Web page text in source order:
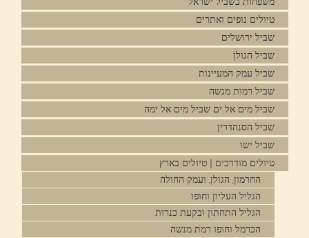
טיולים נופים ואתרים
שביל ירושלים
שביל הגולן
שביל עמק המעיינות
שביל רמות מנשה
שביל מים אל ים שביל מים אל ימה
שביל הסנהדרין
שביל ישו
טיולים מודרכים | טיולים בארץ
החרמון, הגולן, ועמק החולה
הגליל העליון וחופו
הגליל התחתון ובקעת כנרות
הכרמל וחופו רמת מנשה